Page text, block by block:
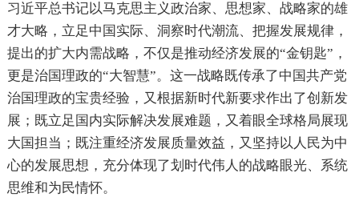
习近平总书记以马克思主义政治家、思想家、战略家的雄
才大略，立足中国实际、洞察时代潮流、把握发展规律，
提出的扩大内需战略，不仅是推动经济发展的“金钥匙”，
更是治国理政的“大智慧”。这一战略既传承了中国共产党
治国理政的宝贵经验，又根据新时代新要求作出了创新发
展；既立足国内实际解决发展难题，又着眼全球格局展现
大国担当；既注重经济发展质量效益，又坚持以人民为中
心的发展思想，充分体现了划时代伟人的战略眼光、系统
思维和为民情怀。